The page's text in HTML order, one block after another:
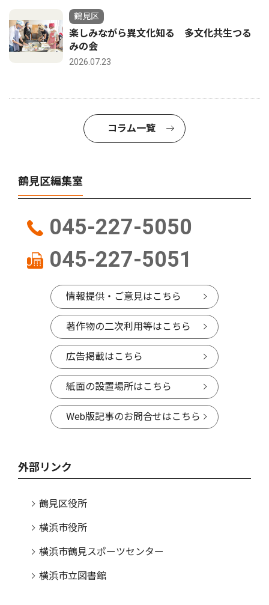
鶴見区
楽しみながら異文化知る 多文化共生つる
みの会
2026.07.23
コラム一覧
鶴見区編集室
045-227-5050
045-227-5051
情報提供・ご意見はこちら
著作物の二次利用等はこちら
広告掲載はこちら
紙面の設置場所はこちら
Web版記事のお問合せはこちら
外部リンク
鶴見区役所
横浜市役所
横浜市鶴見スポーツセンター
横浜市立図書館